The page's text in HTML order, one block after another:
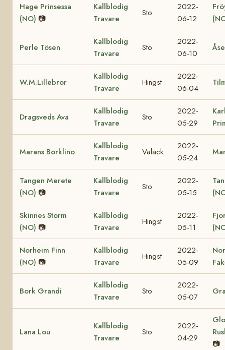
Hage Prinsessa
(NO) 📷
Kallblodig
Travare
Sto
2022-
06-12
Perle Tösen
Kallblodig
Travare
Sto
2022-
06-10
Åse
W.M.Lillebror
Kallblodig
Travare
Hingst
2022-
06-04
Dragsveds Ava
Kallblodig
Travare
Sto
2022-
05-29
Marans Borklino
Kallblodig
Travare
Valack
2022-
05-24
Tangen Merete
(NO) 📷
Kallblodig
Travare
Sto
2022-
05-15
Skinnes Storm
(NO) 📷
Kallblodig
Travare
Hingst
2022-
05-11
Norheim Finn
(NO) 📷
Kallblodig
Travare
Hingst
2022-
05-09
Bork Grandi
Kallblodig
Travare
Sto
2022-
05-07
Lana Lou
Kallblodig
Travare
Sto
2022-
04-29
📷